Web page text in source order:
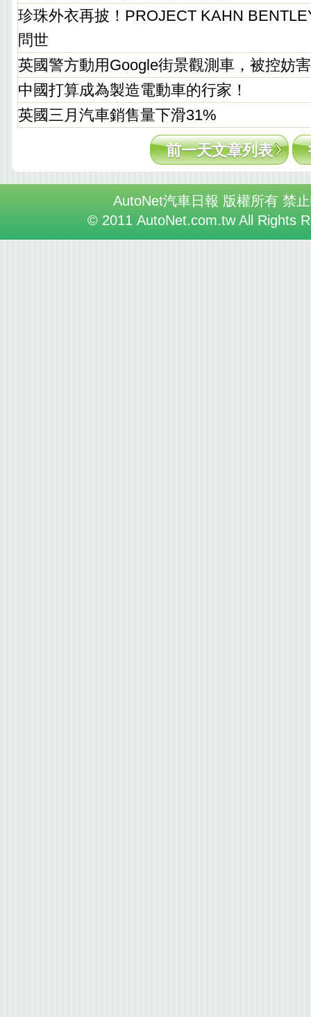
珍珠外衣再披！PROJECT KAHN
問世
英國警方動用Google街景觀測車，被控妨
中國打算成為製造電動車的行家！
英國三月汽車銷售量下滑31%
前一天文章列表
AutoNet汽車日報 版權所有 禁
© 2011 AutoNet.com.tw All Rights